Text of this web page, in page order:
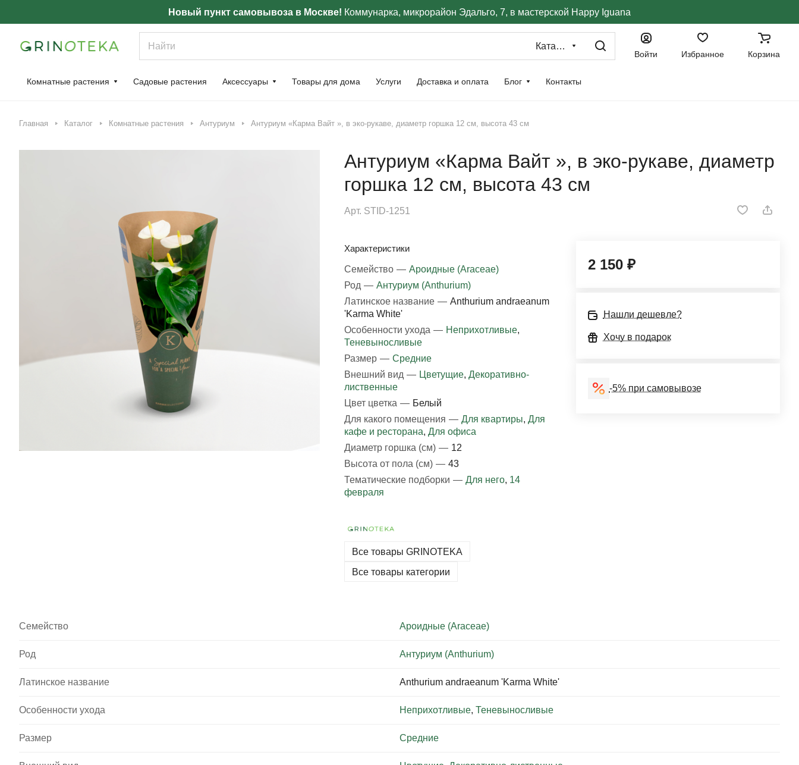
Новый пункт самовывоза в Москве! Коммунарка, микрорайон Эдальго, 7, в мастерской Happy Iguana
Каталог
Войти Избранное Корзина
Комнатные растения Садовые растения Аксессуары Товары для дома Услуги Доставка и оплата Блог Контакты
Главная Каталог Комнатные растения Антуриум Антуриум «Карма Вайт », в эко-рукаве, диаметр горшка 12 см, высота 43 см
Антуриум «Карма Вайт », в эко-рукаве, диаметр
горшка 12 см, высота 43 см
Арт. STID-1251
Характеристики
Семейство — Ароидные (Araceae)
Род — Антуриум (Anthurium)
Латинское название — Anthurium andraeanum
'Karma White'
Особенности ухода — Неприхотливые,
Теневыносливые
Размер — Средние
Внешний вид — Цветущие, Декоративно-
лиственные
Цвет цветка — Белый
Для какого помещения — Для квартиры, Для
кафе и ресторана, Для офиса
Диаметр горшка (см) — 12
Высота от пола (см) — 43
Тематические подборки — Для него, 14
февраля
Все товары GRINOTEKA
Все товары категории
2 150 ₽
Нашли дешевле?
Хочу в подарок
-5% при самовывозе
Семейство Ароидные (Araceae)
Род Антуриум (Anthurium)
Латинское название Anthurium andraeanum 'Karma White'
Особенности ухода Неприхотливые, Теневыносливые
Размер Средние